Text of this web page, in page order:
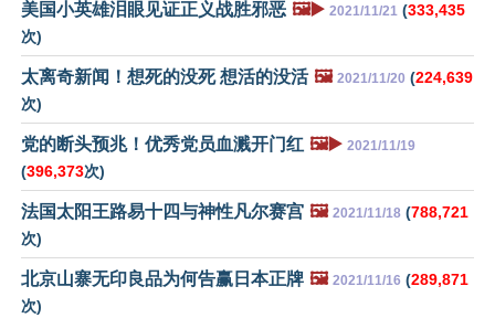
美国小英雄泪眼见证正义战胜邪恶 🖼️▶️ 2021/11/21 (333,435
次)
太离奇新闻！想死的没死 想活的没活 🖼️ 2021/11/20 (224,639
次)
党的断头预兆！优秀党员血溅开门红 🖼️▶️ 2021/11/19
(396,373次)
法国太阳王路易十四与神性凡尔赛宫 🖼️ 2021/11/18 (788,721
次)
北京山寨无印良品为何告赢日本正牌 🖼️ 2021/11/16 (289,871
次)